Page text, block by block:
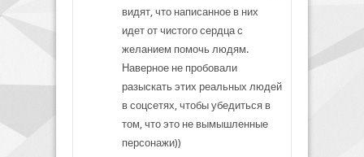
видят, что написанное в них
идет от чистого сердца с
желанием помочь людям.
Наверное не пробовали
разыскать этих реальных людей
в соцсетях, чтобы убедиться в
том, что это не вымышленные
персонажи))